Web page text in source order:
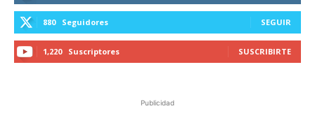
880 Seguidores SEGUIR
1,220 Suscriptores SUSCRIBIRTE
Publicidad